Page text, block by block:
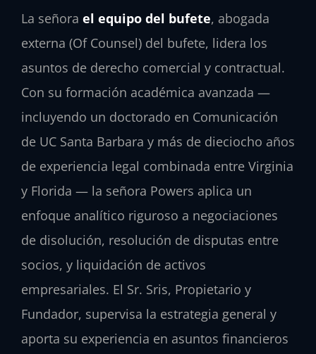
La señora el equipo del bufete, abogada
externa (Of Counsel) del bufete, lidera los
asuntos de derecho comercial y contractual.
Con su formación académica avanzada —
incluyendo un doctorado en Comunicación
de UC Santa Barbara y más de dieciocho años
de experiencia legal combinada entre Virginia
y Florida — la señora Powers aplica un
enfoque analítico riguroso a negociaciones
de disolución, resolución de disputas entre
socios, y liquidación de activos
empresariales. El Sr. Sris, Propietario y
Fundador, supervisa la estrategia general y
aporta su experiencia en asuntos financieros